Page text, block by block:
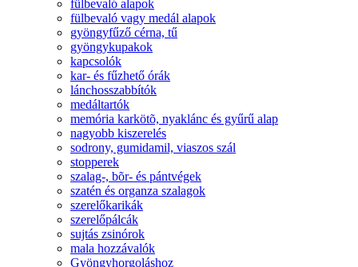
fülbevaló alapok
fülbevaló vagy medál alapok
gyöngyfűző cérna, tű
gyöngykupakok
kapcsolók
kar- és fűzhető órák
lánchosszabbítók
medáltartók
memória karkötõ, nyaklánc és gyűrű alap
nagyobb kiszerelés
sodrony, gumidamil, viaszos szál
stopperek
szalag-, bõr- és pántvégek
szatén és organza szalagok
szerelőkarikák
szerelőpálcák
sujtás zsinórok
mala hozzávalók
Gyöngyhorgoláshoz